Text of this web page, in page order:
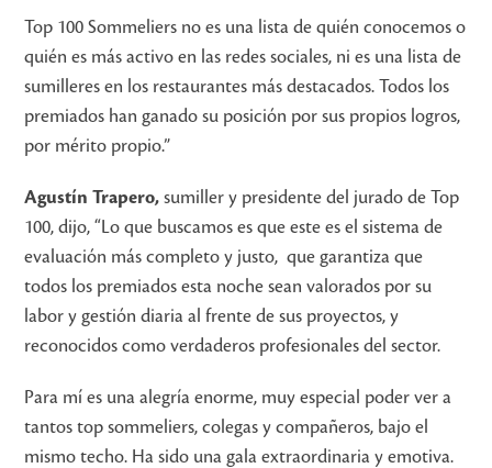
Top 100 Sommeliers no es una lista de quién conocemos o
quién es más activo en las redes sociales, ni es una lista de
sumilleres en los restaurantes más destacados. Todos los
premiados han ganado su posición por sus propios logros,
por mérito propio.”
Agustín Trapero, sumiller y presidente del jurado de Top
100, dijo, “Lo que buscamos es que este es el sistema de
evaluación más completo y justo, que garantiza que
todos los premiados esta noche sean valorados por su
labor y gestión diaria al frente de sus proyectos, y
reconocidos como verdaderos profesionales del sector.
Para mí es una alegría enorme, muy especial poder ver a
tantos top sommeliers, colegas y compañeros, bajo el
mismo techo. Ha sido una gala extraordinaria y emotiva.